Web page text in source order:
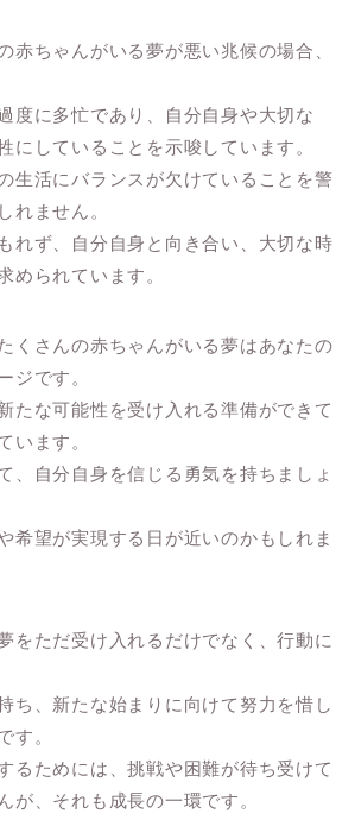
赤ちゃんがいる夢が悪い兆候の場合、
度に多忙であり、自分自身や大切な
にしていることを示唆しています。
生活にバランスが欠けていることを警
れません。
れず、自分自身と向き合い、大切な時
められています。
くさんの赤ちゃんがいる夢はあなたの
ジです。
たな可能性を受け入れる準備ができて
います。
、自分自身を信じる勇気を持ちましょ
希望が実現する日が近いのかもしれま
をただ受け入れるだけでなく、行動に
ち、新たな始まりに向けて努力を惜し
す。
るためには、挑戦や困難が待ち受けて
が、それも成長の一環です。